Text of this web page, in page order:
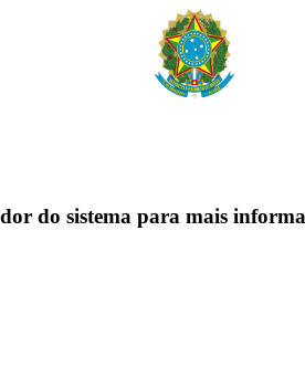
do sistema para mais